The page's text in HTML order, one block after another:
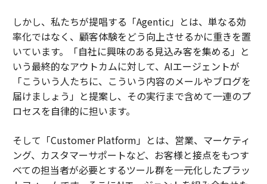
しかし、私たちが提唱する「Agentic」とは、単なる効
率化ではなく、顧客体験をどう向上させるかに重きを置
いています。「自社に興味のある見込み客を集める」と
いう最終的なアウトカムに対して、AIエージェントが
「こういう人たちに、こういう内容のメールやブログを
届けましょう」と提案し、その実行まで含めて一連のプ
ロセスを自律的に担います。
そして「Customer Platform」とは、営業、マーケティ
ング、カスタマーサポートなど、お客様と接点をもつす
べての担当者が必要とするツール群を一元化したプラッ